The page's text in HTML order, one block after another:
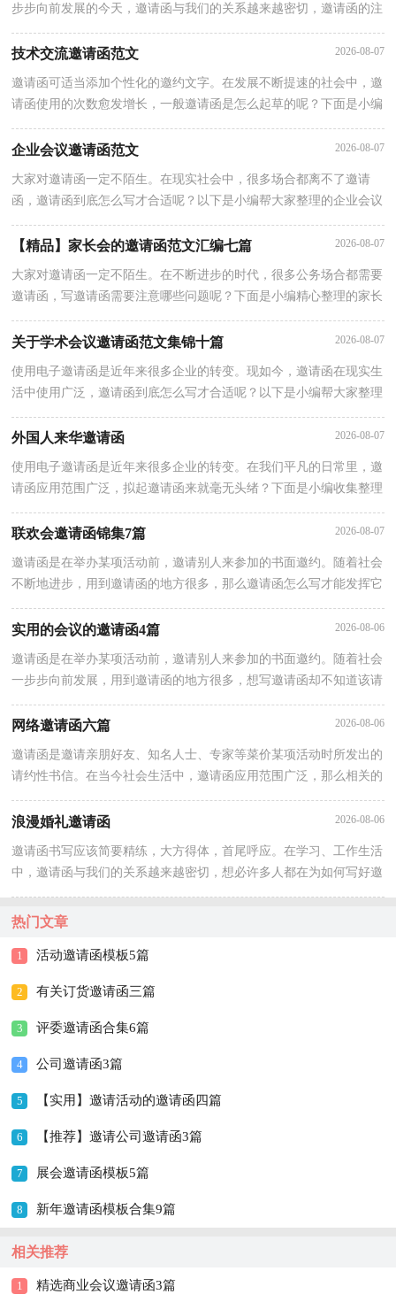
步步向前发展的今天，邀请函与我们的关系越来越密切，邀请函的注
技术交流邀请函范文 2026-08-07
邀请函可适当添加个性化的邀约文字。在发展不断提速的社会中，邀
请函使用的次数愈发增长，一般邀请函是怎么起草的呢？下面是小编
为大家收集的技术交流邀请函范文，仅供参考，希望能够帮助到大家
企业会议邀请函范文 2026-08-07
大家对邀请函一定不陌生。在现实社会中，很多场合都离不了邀请
函，邀请函到底怎么写才合适呢？以下是小编帮大家整理的企业会议
全
【精品】家长会的邀请函范文汇编七篇 2026-08-07
大家对邀请函一定不陌生。在不断进步的时代，很多公务场合都需要
邀请函，写邀请函需要注意哪些问题呢？下面是小编精心整理的家长
会的邀请函7篇，欢迎阅读与收藏。家长会的邀请函 篇1尊敬的学生
关于学术会议邀请函范文集锦十篇 2026-08-07
使用电子邀请函是近年来很多企业的转变。现如今，邀请函在现实生
活中使用广泛，邀请函到底怎么写才合适呢？以下是小编帮大家整理
外国人来华邀请函 2026-08-07
使用电子邀请函是近年来很多企业的转变。在我们平凡的日常里，邀
请函应用范围广泛，拟起邀请函来就毫无头绪？下面是小编收集整理
联欢会邀请函锦集7篇 2026-08-07
邀请函是在举办某项活动前，邀请别人来参加的书面邀约。随着社会
不断地进步，用到邀请函的地方很多，那么邀请函怎么写才能发挥它
最大的作用呢？下面是小编帮大家整理的联欢会邀请函7篇，希望能
实用的会议的邀请函4篇 2026-08-06
邀请函是在举办某项活动前，邀请别人来参加的书面邀约。随着社会
一步步向前发展，用到邀请函的地方很多，想写邀请函却不知道该请
网络邀请函六篇 2026-08-06
邀请函是邀请亲朋好友、知名人士、专家等菜价某项活动时所发出的
请约性书信。在当今社会生活中，邀请函应用范围广泛，那么相关的
邀请函到底怎么写呢？下面是小编整理的网络邀请函6篇，欢迎大家
浪漫婚礼邀请函 2026-08-06
邀请函书写应该简要精练，大方得体，首尾呼应。在学习、工作生活
中，邀请函与我们的关系越来越密切，想必许多人都在为如何写好邀
热门文章
1 活动邀请函模板5篇
2 有关订货邀请函三篇
3 评委邀请函合集6篇
4 公司邀请函3篇
5 【实用】邀请活动的邀请函四篇
6 【推荐】邀请公司邀请函3篇
7 展会邀请函模板5篇
8 新年邀请函模板合集9篇
相关推荐
1 精选商业会议邀请函3篇